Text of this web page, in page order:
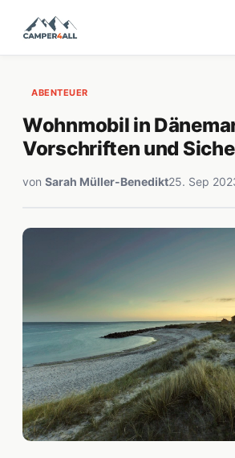
ABENTEUER
Wohnmobil in
Vorschriften und
von Sarah Müller-Benedikt25. Sep